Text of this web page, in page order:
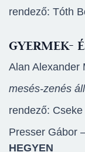
rendező: Tóth
GYERMEK-
Alan Alexander
mesés-zenés
rendező:
Presser Gábor
HEGYEN